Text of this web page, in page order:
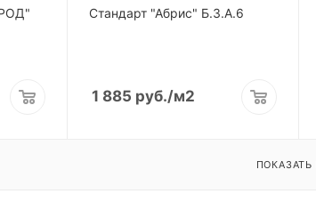
Стандарт "Абрис" Б.3.А.6
1 885 руб./м2
ПОКАЗАТЬ